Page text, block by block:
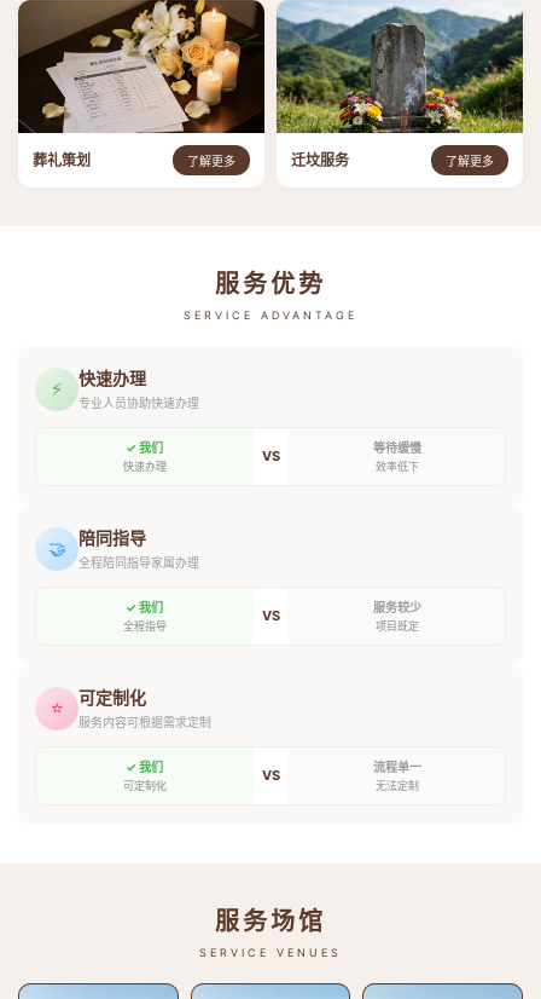
葬礼策划 了解更多 迁坟服务 了解更多
服务优势
SERVICE ADVANTAGE
⚡ 快速办理
专业人员协助快速办理
✓ 我们
快速办理
VS 等待缓慢
效率低下
🤝 陪同指导
全程陪同指导家属办理
✓ 我们
全程指导
VS 服务较少
项目既定
⭐ 可定制化
服务内容可根据需求定制
✓ 我们
可定制化
VS 流程单一
无法定制
服务场馆
SERVICE VENUES